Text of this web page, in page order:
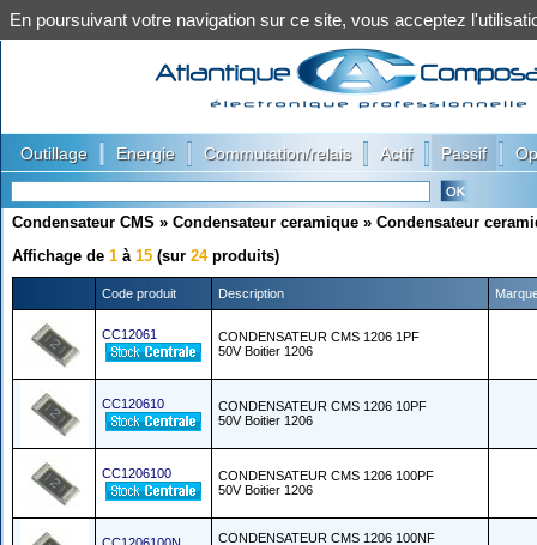
Outillage Energie Commutation/relais Actif Passif
Condensateur CMS » Condensateur ceramique » Condensateur
Affichage de 1 à 15 (sur 24produits)
Code produit Description
CC12061
CONDENSATEUR CMS 1206 1PF
50V Boitier 1206
CC120610
CONDENSATEUR CMS 1206 10PF
50V Boitier 1206
CC1206100
CONDENSATEUR CMS 1206 100PF
50V Boitier 1206
CONDENSATEUR CMS 1206 100NF
En poursuivant votre navigation sur ce site, vous acceptez